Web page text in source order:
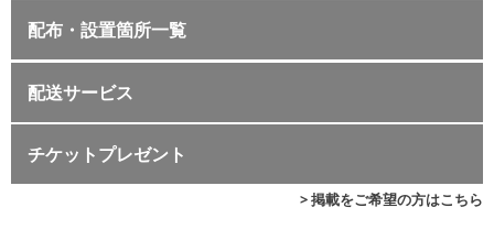
配布・設置箇所一覧
配送サービス
チケットプレゼント
> 掲載をご希望の方はこちら